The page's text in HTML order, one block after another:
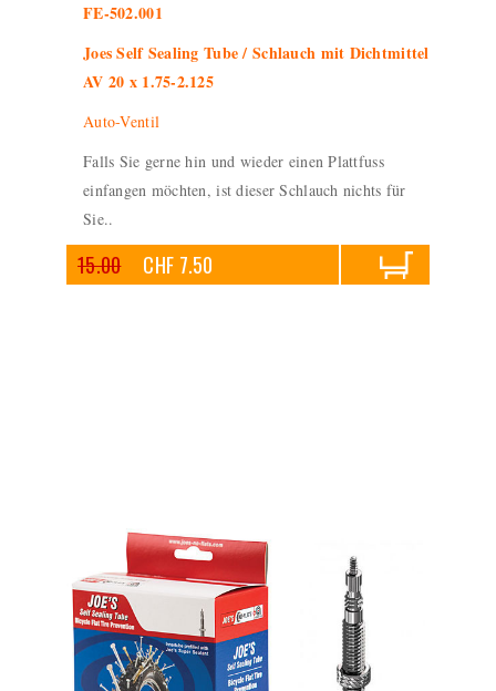
FE-502.001
Joes Self Sealing Tube / Schlauch mit Dichtmittel
AV 20 x 1.75-2.125
Auto-Ventil
Falls Sie gerne hin und wieder einen Plattfuss
einfangen möchten, ist dieser Schlauch nichts für
Sie..
15.00 CHF 7.50